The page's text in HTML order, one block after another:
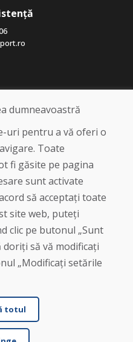
de mărfuri
cu caracter personal
dumneavoastră
uri pentru a vă oferi o
Toate
fi găsite pe pagina
sunt activate
să acceptați toate
site web, puteți
clic pe butonul „Sunt
doriți să vă modificați
„Modificați setările
totul